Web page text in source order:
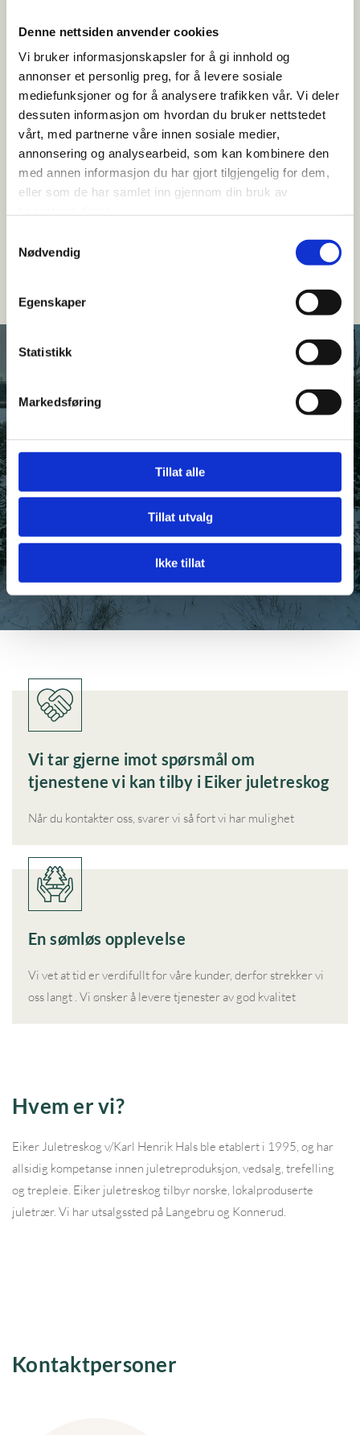
Denne nettsiden anvender cookies
Vi bruker informasjonskapsler for å gi innhold og
annonser et personlig preg, for å levere sosiale
mediefunksjoner og for å analysere trafikken vår. Vi deler
dessuten informasjon om hvordan du bruker nettstedet
vårt, med partnerne våre innen sosiale medier,
annonsering og analysearbeid, som kan kombinere den
med annen informasjon du har gjort tilgjengelig for dem,
eller som de har samlet inn gjennom din bruk av
Nødvendig
Egenskaper
Statistikk
Markedsføring
Tillat alle
Tillat utvalg
Ikke tillat
kompetanse innen faget.
Felling av stormfelte trær
Stormer og uforutsette hendelser kan føre til skadde trær
som utgjør en fare. Vi tilbyr hjelp til å felle trær som er
Vi jobber med juletrærne på gården hele året for å sikre at
trærne skal bli fine fullvoksne juletrær. Om sommeren
skoger.
Dersom du har spørsmål ta gjerne kontakt med oss!
Ta kontakt
Vi tar gjerne imot spørsmål om
tjenestene vi kan tilby i Eiker juletreskog
Når du kontakter oss, svarer vi så fort vi har mulighet
En sømløs opplevelse
Vi vet at tid er verdifullt for våre kunder, derfor strekker vi
oss langt . Vi ønsker å levere tjenester av god kvalitet
Hvem er vi?
Eiker Juletreskog v/Karl Henrik Hals ble etablert i 1995, og har
allsidig kompetanse innen juletreproduksjon, vedsalg, trefelling
og trepleie. Eiker juletreskog tilbyr norske, lokalproduserte
juletrær. Vi har utsalgssted på Langebru og Konnerud.
Kontaktpersoner